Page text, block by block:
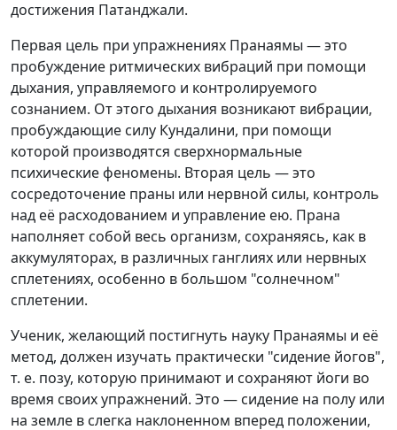
достижения Патанджали.
Первая цель при упражнениях Пранаямы — это
пробуждение ритмических вибраций при помощи
дыхания, управляемого и контролируемого
сознанием. От этого дыхания возникают вибрации,
пробуждающие силу Кундалини, при помощи
которой производятся сверхнормальные
психические феномены. Вторая цель — это
сосредоточение праны или нервной силы, контроль
над её расходованием и управление ею. Прана
наполняет собой весь организм, сохраняясь, как в
аккумуляторах, в различных ганглиях или нервных
сплетениях, особенно в большом "солнечном"
сплетении.
Ученик, желающий постигнуть науку Пранаямы и её
метод, должен изучать практически "сидение йогов",
т. е. позу, которую принимают и сохраняют йоги во
время своих упражнений. Это — сидение на полу или
на земле в слегка наклоненном вперед положении,